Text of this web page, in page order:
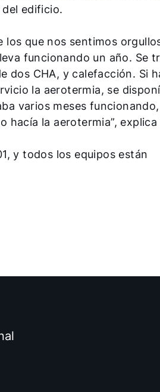
edificio.
los que nos sentimos
funcionando un año. Se
dos CHA, y calefacción. Si
la aerotermia, se
varios meses
la aerotermia”, explica
y todos los equipos están